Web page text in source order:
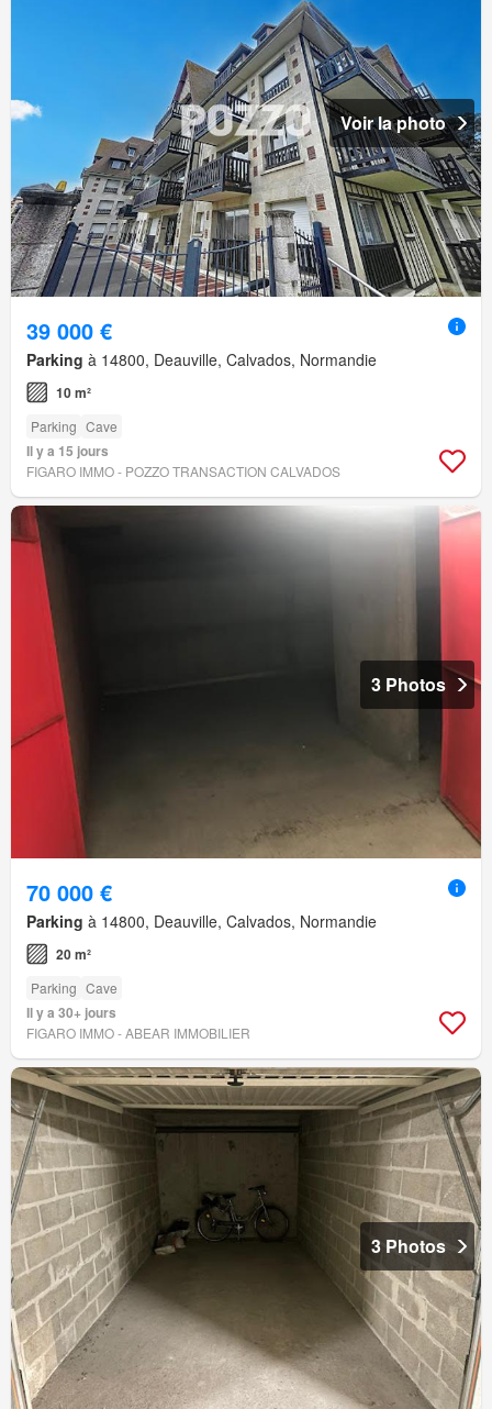
Voir la photo
39 000 €
Parking à 14800, Deauville, Calvados, Normandie
10 m²
Parking Cave
Il y a 15 jours
FIGARO IMMO - POZZO TRANSACTION CALVADOS
3 Photos
70 000 €
Parking à 14800, Deauville, Calvados, Normandie
20 m²
Parking Cave
Il y a 30+ jours
FIGARO IMMO - ABEAR IMMOBILIER
3 Photos